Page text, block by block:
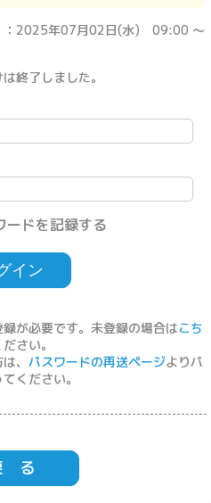
：2025年07月02日(水) 09:00 ～
終了しました。
ードを記録する
が必要です。未登録の場合はこち
さい。
、 パスワードの再送ページよりパ
ください。
る